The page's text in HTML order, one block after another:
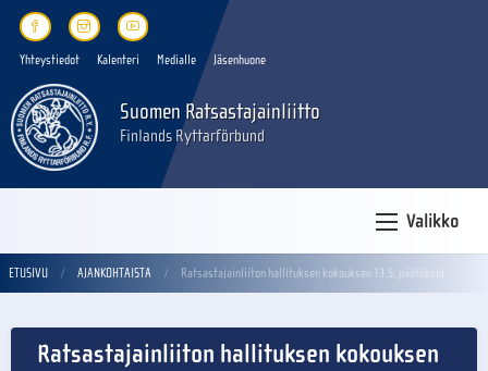
Yhteystiedot Kalenteri Medialle Jäsenhuone
Suomen Ratsastajainliitto
Finlands Ryttarförbund
Valikko
ETUSIVU AJANKOHTAISTA Ratsastajainliiton hallituksen kokouksen 13.5. päätöksiä
Ratsastajainliiton hallituksen kokouksen